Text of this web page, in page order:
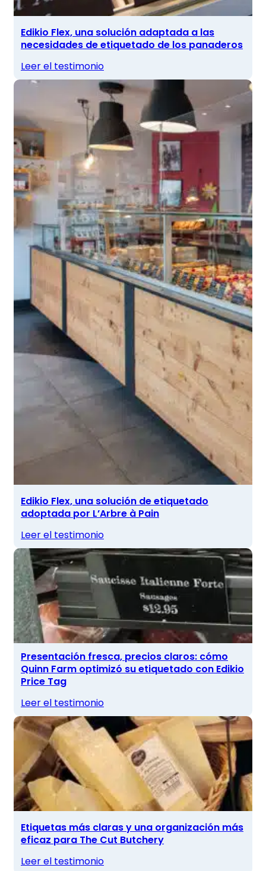
Edikio Flex, una solución adaptada a las
necesidades de etiquetado de los panaderos
Leer el testimonio
Edikio Flex, una solución de etiquetado
adoptada por L’Arbre à Pain
Leer el testimonio
Presentación fresca, precios claros: cómo
Quinn Farm optimizó su etiquetado con Edikio
Price Tag
Leer el testimonio
Etiquetas más claras y una organización más
eficaz para The Cut Butchery
Leer el testimonio